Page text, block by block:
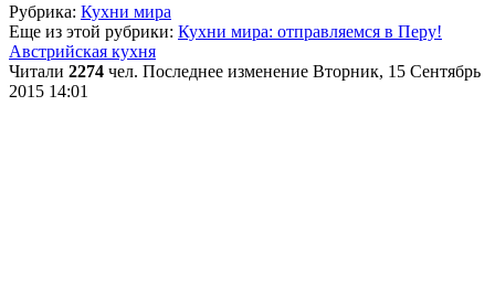
Рубрика: Кухни мира
Еще из этой рубрики: Кухни мира: отправляемся в Перу!
Австрийская кухня
Читали 2274 чел. Последнее изменение Вторник, 15 Сентябрь
2015 14:01